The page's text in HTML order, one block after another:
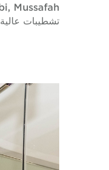
Mussafah
تشطيبات